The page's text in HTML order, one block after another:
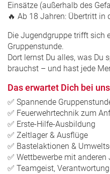
Einsätze (außerhalb des
🔥 Ab 18 Jahren: Übertritt
Die Jugendgruppe trifft sich
Gruppenstunde.
Dort lernst Du alles, was Du
brauchst – und hast jede
Das erwartet Dich bei
✅ Spannende
✅ Feuerwehrtechnik zum
✅ Erste-Hilfe-Ausbildung
✅ Zeltlager & Ausflüge
✅ Bastelaktionen &
✅ Wettbewerbe mit anderen
✅ Teamgeist,